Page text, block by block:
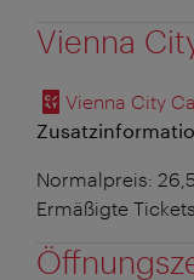
Vienna
Vienna City
Normalpreis:
Ermäßigte